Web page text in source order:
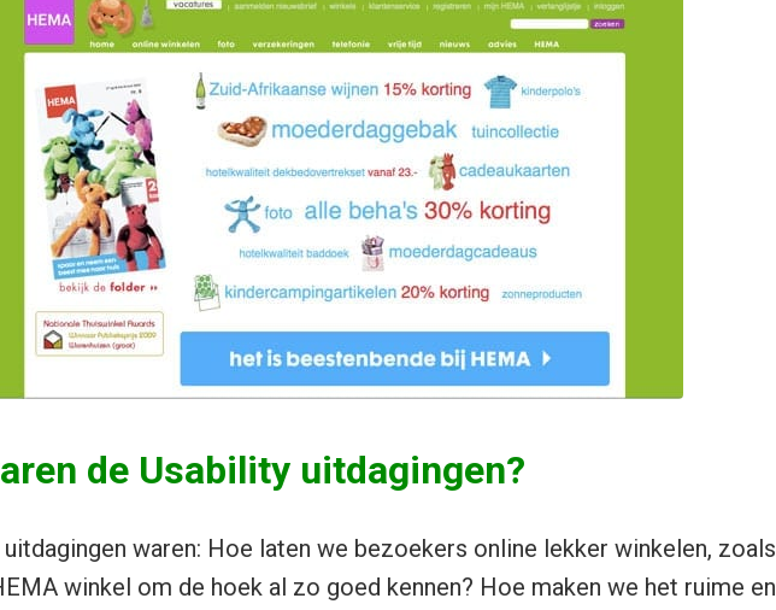
de Usability uitdagingen?
uitdagingen waren: Hoe laten we bezoekers online lekker winkelen, zoals
winkel om de hoek al zo goed kennen? Hoe maken we het ruime en